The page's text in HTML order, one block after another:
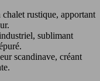
chalet rustique, apportant
sublimant
scandinave, créant